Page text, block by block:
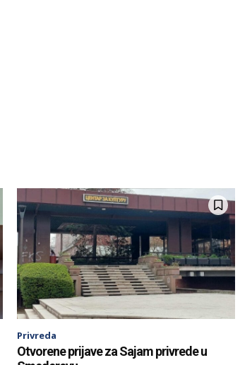
Privreda
Otvorene prijave za Sajam privrede u